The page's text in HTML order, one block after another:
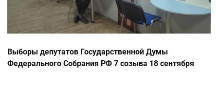
Выборы депутатов Государственной Думы
Федерального Собрания РФ 7 созыва 18 сентября